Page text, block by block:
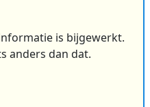
is bijgewerkt.
anders dan dat.